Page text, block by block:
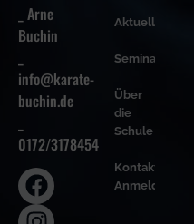
_ Arne
Buchin
info@karate-
buchin.de
0172/3178454
Aktuelles
Seminare
Über
die
Schule
Kontakt &
Anmeldung